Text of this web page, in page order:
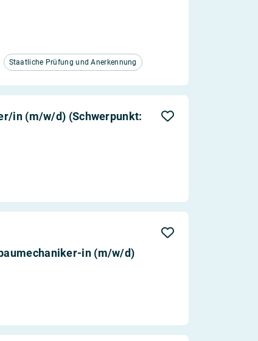
Staatliche Prüfung und Anerkennung
in (m/w/d) (Schwerpunkt:
in (m/w/d)